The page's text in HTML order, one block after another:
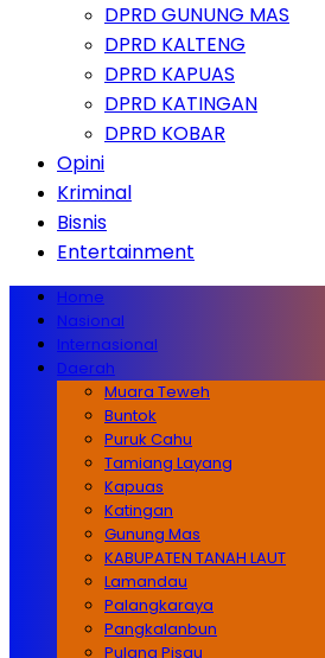
DPRD GUNUNG MAS
DPRD KALTENG
DPRD KAPUAS
DPRD KATINGAN
DPRD KOBAR
Opini
Kriminal
Bisnis
Entertainment
Home
Nasional
Internasional
Daerah
Muara Teweh
Buntok
Puruk Cahu
Tamiang Layang
Kapuas
Katingan
Gunung Mas
KABUPATEN TANAH LAUT
Lamandau
Palangkaraya
Pangkalanbun
Pulang Pisau